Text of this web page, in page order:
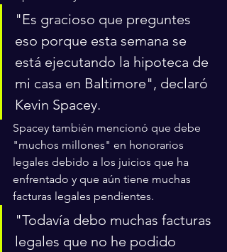
"Es gracioso que preguntes
eso porque esta semana se
está ejecutando la hipoteca de
mi casa en Baltimore", declaró
Kevin Spacey.
Spacey también mencionó que debe
"muchos millones" en honorarios
legales debido a los juicios que ha
enfrentado y que aún tiene muchas
facturas legales pendientes.
"Todavía debo muchas facturas
legales que no he podido